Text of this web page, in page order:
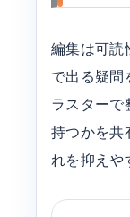
編集は可読
で出る疑問
ラスターで
持つかを共
れを抑えや